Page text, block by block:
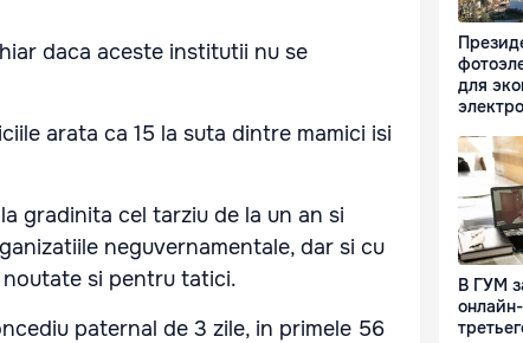
daca aceste institutii nu se
arata ca 15 la suta dintre mamici isi
gradinita cel tarziu de la un an si
neguvernamentale, dar si cu
noutate si pentru tatici.
paternal de 3 zile, in primele 56
для
В ГУМ